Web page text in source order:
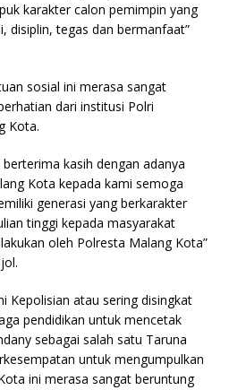
karakter calon pemimpin yang
disiplin, tegas dan bermanfaat”
sosial ini merasa sangat
dari institusi Polri
Kota.
kasih dengan adanya
Kota kepada kami semoga
generasi yang berkarakter
tinggi kepada masyarakat
oleh Polresta Malang Kota”
Kepolisian atau sering disingkat
pendidikan untuk mencetak
sebagai salah satu Taruna
untuk mengumpulkan
ini merasa sangat beruntung